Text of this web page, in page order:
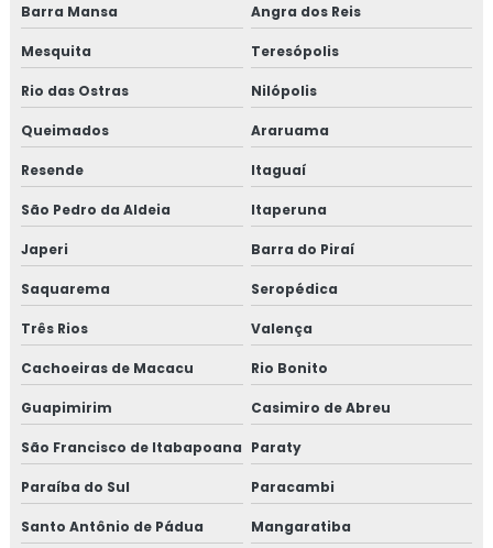
CUSTO DE MONTAGEM DE TUBULAÇÃO
INDUSTRIAL
EMPRESA DE MONTAGEM DE TUBULAÇÃO
INDUSTRIAL
MONTAGEM DE TUBULAÇÃO DE INOX
INDUSTRIAL
TREINAMENTO NR13 VASO DE PRESSÃO
TREINAMENTO NR13 CALDEIRA
TREINAMENTO NR13 TUBULAÇÃO
TREINAMENTO NR13 TANQUE METÁLICO
TREINAMENTO NR10
TREINAMENTO NR10 SEGURANÇA EM
INSTALAÇÕES ELÉTRICAS
Barra Mansa Angra dos Reis
Mesquita Teresópolis
Rio das Ostras Nilópolis
Queimados Araruama
Resende Itaguaí
São Pedro da Aldeia Itaperuna
Japeri Barra do Piraí
Saquarema Seropédica
Três Rios Valença
Cachoeiras de Macacu Rio Bonito
Guapimirim Casimiro de Abreu
São Francisco de Itabapoana Paraty
Paraíba do Sul Paracambi
Santo Antônio de Pádua Mangaratiba